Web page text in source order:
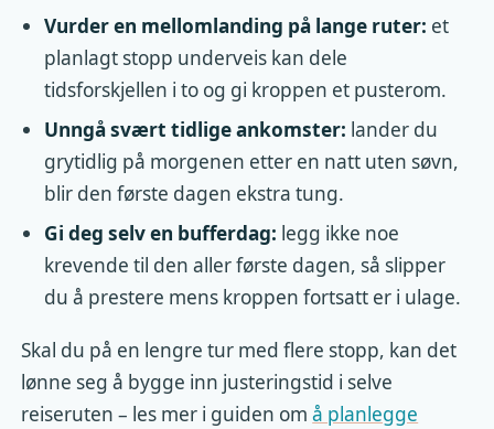
Vurder en mellomlanding på lange ruter: et
planlagt stopp underveis kan dele
tidsforskjellen i to og gi kroppen et pusterom.
Unngå svært tidlige ankomster: lander du
grytidlig på morgenen etter en natt uten søvn,
blir den første dagen ekstra tung.
Gi deg selv en bufferdag: legg ikke noe
krevende til den aller første dagen, så slipper
du å prestere mens kroppen fortsatt er i ulage.
Skal du på en lengre tur med flere stopp, kan det
lønne seg å bygge inn justeringstid i selve
reiseruten – les mer i guiden omå planlegge